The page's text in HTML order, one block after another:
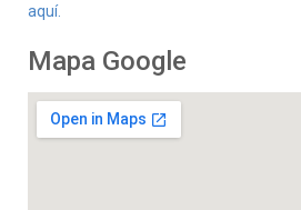
aquí.
Mapa Google